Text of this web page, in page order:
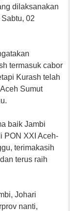
dilaksanakan
02
termasuk cabor
Kurash telah
Sumut
baik Jambi
PON XXI Aceh-
terimakasih
terus raih
Johari
nanti,